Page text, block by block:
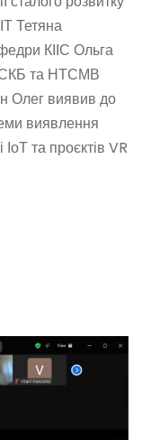
Тетяна
КІІС Ольга
СКБ та НТСМВ
Олег виявив до
виявлення
та проєктів VR